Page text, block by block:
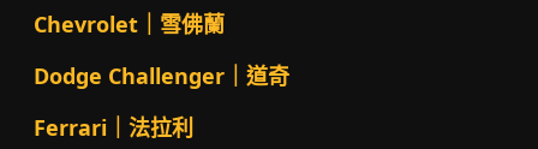
Chevrolet｜雪佛蘭
Dodge Challenger｜道奇
Ferrari｜法拉利